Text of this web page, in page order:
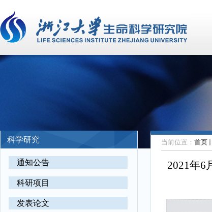
科学研究
通知公告
科研项目
发表论文
当前位置： 首页
2021年6